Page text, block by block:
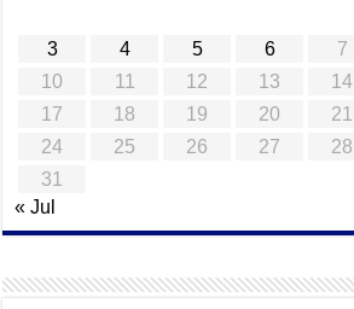
3
4 5 6 7
10
11 12 13 14
17
18 19 20 21
24
25 26 27 28
31
« Jul